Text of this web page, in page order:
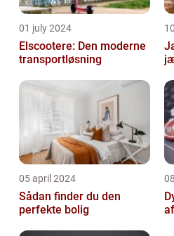
01 july 2024
Elscootere: Den moderne
transportløsning
05 april 2024
Sådan finder du den
perfekte bolig